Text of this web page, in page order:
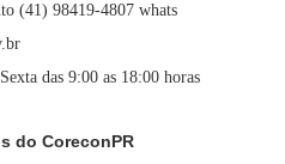
(41) 98419-4807 whats
das 9:00 as 18:00 horas
do CoreconPR